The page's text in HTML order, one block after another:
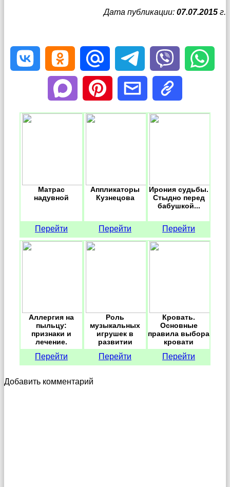
Дата публикации: 07.07.2015 г.
Матрас
надувной
Перейти
Аппликаторы
Кузнецова
Перейти
Ирония судьбы.
Стыдно перед
бабушкой...
Перейти
Аллергия на
пыльцу:
признаки и
лечение.
Перейти
Роль
музыкальных
игрушек в
развитии
детских
способностей
Перейти
Кровать.
Основные
правила выбора
кровати
Перейти
Добавить комментарий